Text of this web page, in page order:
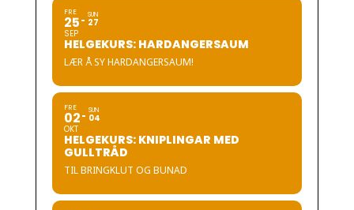
FRE
25
SEP
SUN
27
HELGEKURS: HARDANGERSAUM
LÆR Å SY HARDANGERSAUM!
FRE
02
OKT
SUN
04
HELGEKURS: KNIPLINGAR MED
GULLTRÅD
TIL BRINGKLUT OG BUNAD